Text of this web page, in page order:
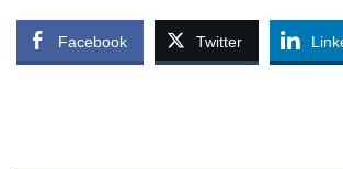
Facebook Twitter